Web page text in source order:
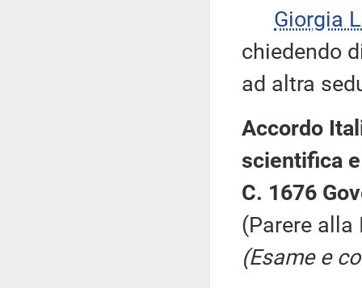
Giorgia
chiedendo
ad altra
Accordo
scientifica
C. 1676
(Parere alla
(Esame e